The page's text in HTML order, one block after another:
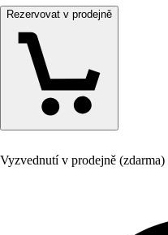
Rezervovat v prodejně
Vyzvednutí v prodejně (zdarma)